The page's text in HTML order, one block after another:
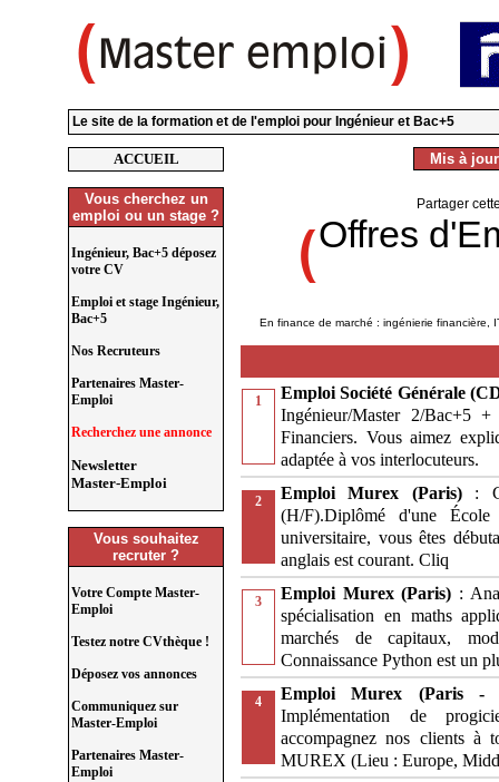
Le site de la formation et de l'emploi pour Ingénieur et Bac+5
ACCUEIL
Vous cherchez un
emploi ou un stage ?
Ingénieur, Bac+5 déposez
votre CV
Emploi et stage Ingénieur,
Bac+5
Nos Recruteurs
Partenaires Master-
Emploi
Recherchez une annonce
Newsletter
Master-Emploi
Vous souhaitez
recruter ?
Votre Compte Master-
Emploi
Testez notre CVthèque !
Déposez vos annonces
Communiquez sur
Master-Emploi
Partenaires Master-
Emploi
Mis à
Partager
Offres
En finance de marché : ingénierie financière,
1
Emploi Société Générale
Ingénieur/Master 2/Bac+5
Financiers. Vous aimez
adaptée à vos interlocuteurs.
2 Emploi Murex (Paris) :
(H/F).Diplômé d'une
universitaire, vous êtes
anglais est courant. Cliq
3 Emploi Murex (Paris) :
spécialisation en maths
marchés de capitaux,
Connaissance Python est un
4
Emploi Murex (Paris -
Implémentation de
accompagnez nos clients à
MUREX (Lieu : Europe,